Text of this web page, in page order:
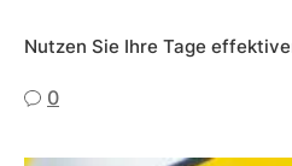
Nutzen Sie Ihre Tage
0